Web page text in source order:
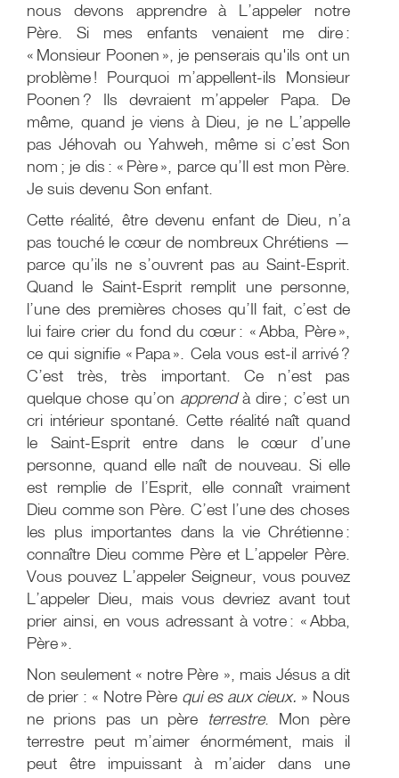
nous devons apprendre à L’appeler notre
Père. Si mes enfants venaient me dire :
« Monsieur Poonen », je penserais qu'ils ont un
problème ! Pourquoi m’appellent-ils Monsieur
Poonen ? Ils devraient m’appeler Papa. De
même, quand je viens à Dieu, je ne L’appelle
pas Jéhovah ou Yahweh, même si c’est Son
nom ; je dis : « Père », parce qu’Il est mon Père.
Je suis devenu Son enfant.
Cette réalité, être devenu enfant de Dieu, n’a
pas touché le cœur de nombreux Chrétiens —
parce qu’ils ne s’ouvrent pas au Saint-Esprit.
Quand le Saint-Esprit remplit une personne,
l’une des premières choses qu’Il fait, c’est de
lui faire crier du fond du cœur : « Abba, Père »,
ce qui signifie « Papa ». Cela vous est-il arrivé ?
C’est très, très important. Ce n’est pas
quelque chose qu’on apprendà dire ; c’est un
cri intérieur spontané. Cette réalité naît quand
le Saint-Esprit entre dans le cœur d’une
personne, quand elle naît de nouveau. Si elle
est remplie de l’Esprit, elle connaît vraiment
Dieu comme son Père. C’est l’une des choses
les plus importantes dans la vie Chrétienne :
connaître Dieu comme Père et L’appeler Père.
Vous pouvez L’appeler Seigneur, vous pouvez
L’appeler Dieu, mais vous devriez avant tout
prier ainsi, en vous adressant à votre : « Abba,
Père ».
Non seulement « notre Père », mais Jésus a dit
de prier : « Notre Père qui es aux cieux. » Nous
ne prions pas un père terrestre. Mon père
terrestre peut m’aimer énormément, mais il
peut être impuissant à m’aider dans une